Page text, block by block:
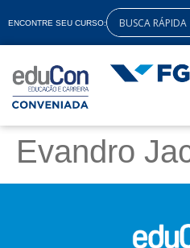
ENCONTRE SEU CURSO:
Evandro